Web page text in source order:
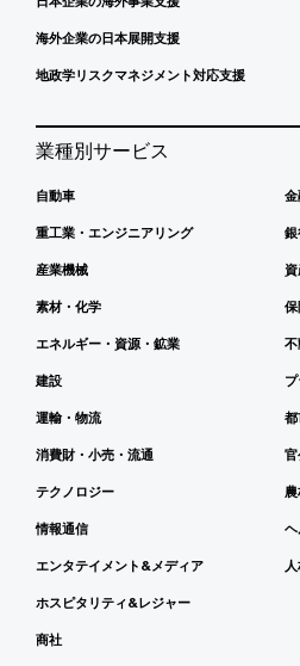
海外企業の日本展開支援
地政学リスクマネジメント対応支援
業種別サービス
自動車
重工業・エンジニアリング
産業機械
素材・化学
エネルギー・資源・鉱業
建設
運輸・物流
消費財・小売・流通
テクノロジー
情報通信
エンタテイメント&メディア
ホスピタリティ&レジャー
商社
金
銀
資
保
不
都
官
ヘ